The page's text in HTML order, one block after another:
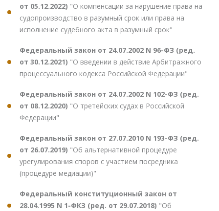
от 05.12.2022) "О компенсации за нарушение права на
судопроизводство в разумный срок или права на
исполнение судебного акта в разумный срок"
Федеральный закон от 24.07.2002 N 96-ФЗ (ред.
от 30.12.2021) "О введении в действие Арбитражного
процессуального кодекса Российской Федерации"
Федеральный закон от 24.07.2002 N 102-ФЗ (ред.
от 08.12.2020) "О третейских судах в Российской
Федерации"
Федеральный закон от 27.07.2010 N 193-ФЗ (ред.
от 26.07.2019) "Об альтернативной процедуре
урегулирования споров с участием посредника
(процедуре медиации)"
Федеральный конституционный закон от
28.04.1995 N 1-ФКЗ (ред. от 29.07.2018) "Об